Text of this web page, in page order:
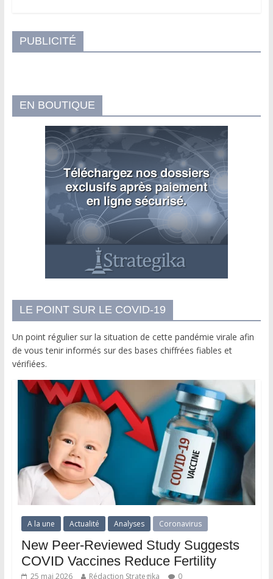
PUBLICITÉ
EN BOUTIQUE
LE POINT SUR LE COVID-19
Un point régulier sur la situation de cette pandémie virale afin
de vous tenir informés sur des bases chiffrées fiables et
vérifiées.
A la une Actualité Analyses Coronavirus
New Peer-Reviewed Study Suggests
COVID Vaccines Reduce Fertility
25 mai 2026 Rédaction Strategika 0